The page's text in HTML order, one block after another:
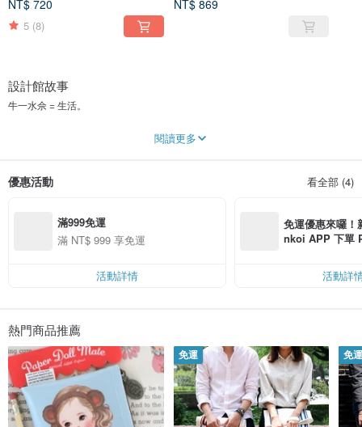
NT$ 720
5 (8)
NT$ 869
設計館故事
牛一水佘 = 生活。
煩悶的生活中，想打造屬於自己的快樂園地，牛一水佘將帶給您豐富生活的各種
產品，喜歡挖掘更多有質感、有設計商品的您，快來讓生活中充滿更多的小確幸~
閱讀更多
優惠活動 看全部 (4)
滿999免運
滿 NT$ 999 享免運
活動詳情
免運優惠來囉
nkoi APP 下單
活動詳
熱門商品推薦
免運 免